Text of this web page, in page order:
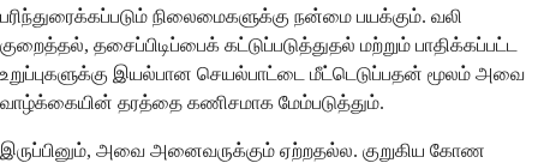
பரிந்துரைக்கப்படும் நிலைமைகளுக்கு நன்மை பயக்கும். வலி
குறைத்தல், தசைப்பிடிப்பைக் கட்டுப்படுத்துதல் மற்றும் பாதிக்கப்பட்ட
உறுப்புகளுக்கு இயல்பான செயல்பாட்டை மீட்டெடுப்பதன் மூலம் அவை
வாழ்க்கையின் தரத்தை கணிசமாக மேம்படுத்தும்.
இருப்பினும், அவை அனைவருக்கும் ஏற்றதல்ல. குறுகிய கோண